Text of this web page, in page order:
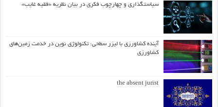
سیاستگذاری و چهارچوب فکری در بیان نظریه «فقیه غایب»
آینده کشاورزی با لیزر سطحی: تکنولوژی نوین در خدمت زمین‌های
کشاورزی
the absent jurist